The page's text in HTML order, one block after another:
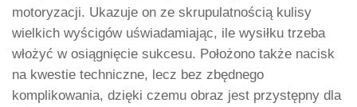
motoryzacji. Ukazuje on ze skrupulatnością kulisy
wielkich wyścigów uświadamiając, ile wysiłku trzeba
włożyć w osiągnięcie sukcesu. Położono także nacisk
na kwestie techniczne, lecz bez zbędnego
komplikowania, dzięki czemu obraz jest przystępny dla